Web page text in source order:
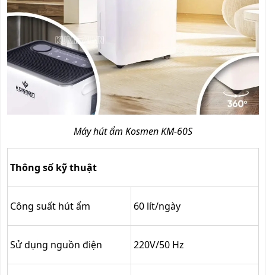
Máy hút ẩm Kosmen KM-60S
Thông số kỹ thuật
Công suất hút ẩm 60 lít/ngày
Sử dụng nguồn điện 220V/50 Hz